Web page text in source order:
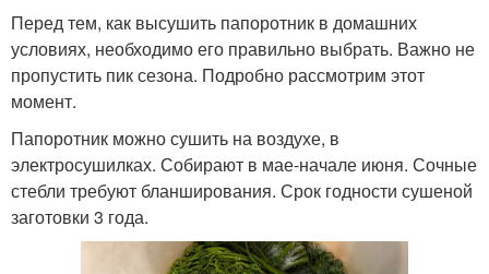
Перед тем, как высушить папоротник в домашних
условиях, необходимо его правильно выбрать. Важно не
пропустить пик сезона. Подробно рассмотрим этот
момент.
Папоротник можно сушить на воздухе, в
электросушилках. Собирают в мае-начале июня. Сочные
стебли требуют бланширования. Срок годности сушеной
заготовки 3 года.